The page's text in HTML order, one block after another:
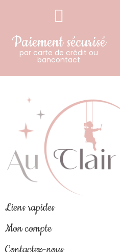
Paiement sécurisé
par carte de crédit ou
bancontact
Liens rapides
Mon compte